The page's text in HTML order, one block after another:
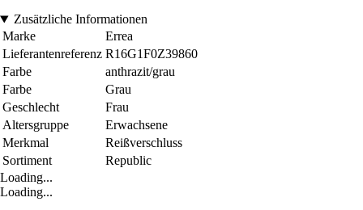
Zusätzliche Informationen
Marke
Errea
Lieferantenreferenz R16G1F0Z39860
Farbe
anthrazit/grau
Farbe
Grau
Geschlecht
Frau
Altersgruppe
Erwachsene
Merkmal
Reißverschluss
Sortiment
Republic
Loading...
Loading...